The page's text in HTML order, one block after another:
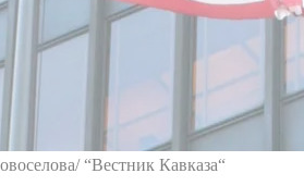
“Вестник Кавказа“